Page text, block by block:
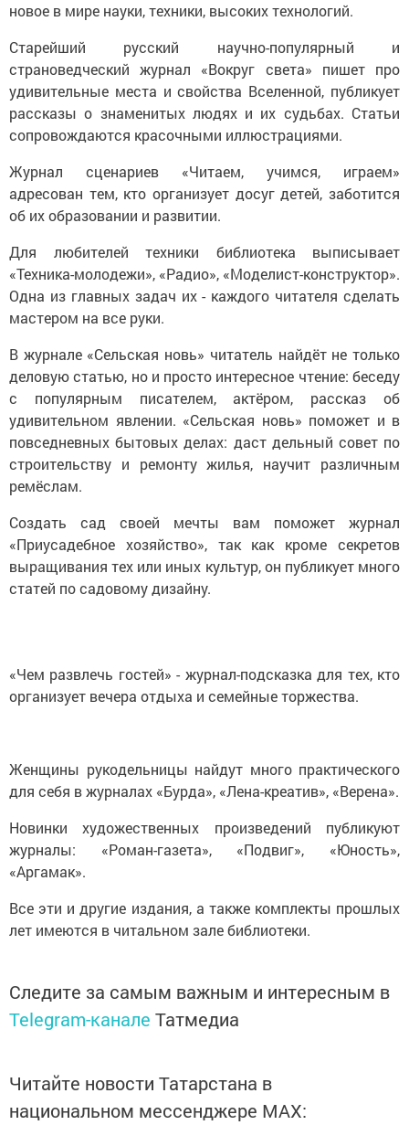
новое в мире науки, техники, высоких технологий.
Старейший русский научно-популярный и
страноведческий журнал «Вокруг света» пишет про
удивительные места и свойства Вселенной, публикует
рассказы о знаменитых людях и их судьбах. Статьи
сопровождаются красочными иллюстрациями.
Журнал сценариев «Читаем, учимся, играем»
адресован тем, кто организует досуг детей, заботится
об их образовании и развитии.
Для любителей техники библиотека выписывает
«Техника-молодежи», «Радио», «Моделист-конструктор».
Одна из главных задач их - каждого читателя сделать
мастером на все руки.
В журнале «Сельская новь» читатель найдёт не только
деловую статью, но и просто интересное чтение: беседу
с популярным писателем, актёром, рассказ об
удивительном явлении. «Сельская новь» поможет и в
повседневных бытовых делах: даст дельный совет по
строительству и ремонту жилья, научит различным
ремёслам.
Создать сад своей мечты вам поможет журнал
«Приусадебное хозяйство», так как кроме секретов
выращивания тех или иных культур, он публикует много
статей по садовому дизайну.
«Чем развлечь гостей» - журнал-подсказка для тех, кто
организует вечера отдыха и семейные торжества.
Женщины рукодельницы найдут много практического
для себя в журналах «Бурда», «Лена-креатив», «Верена».
Новинки художественных произведений публикуют
журналы: «Роман-газета», «Подвиг», «Юность»,
«Аргамак».
Все эти и другие издания, а также комплекты прошлых
лет имеются в читальном зале библиотеки.
Следите за самым важным и интересным в
Telegram-канале Татмедиа
Читайте новости Татарстана в
национальном мессенджере MАХ: